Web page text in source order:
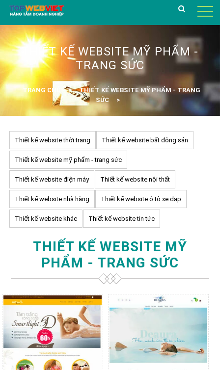
THIẾT KẾ WEBSITE MỸ PHẨM -
TRANG SỨC
TRANG CHỦ
THIẾT KẾ WEBSITE MỸ PHẨM - TRANG
SỨC
Thiết kế website thời trang Thiết kế website bất động sản
Thiết kế website mỹ phẩm - trang sức
Thiết kế website điện máy Thiết kế website nội thất
Thiết kế website nhà hàng Thiết kế website ô tô xe đạp
Thiết kế website khác Thiết kế website tin tức
THIẾT KẾ WEBSITE MỸ
PHẨM - TRANG SỨC